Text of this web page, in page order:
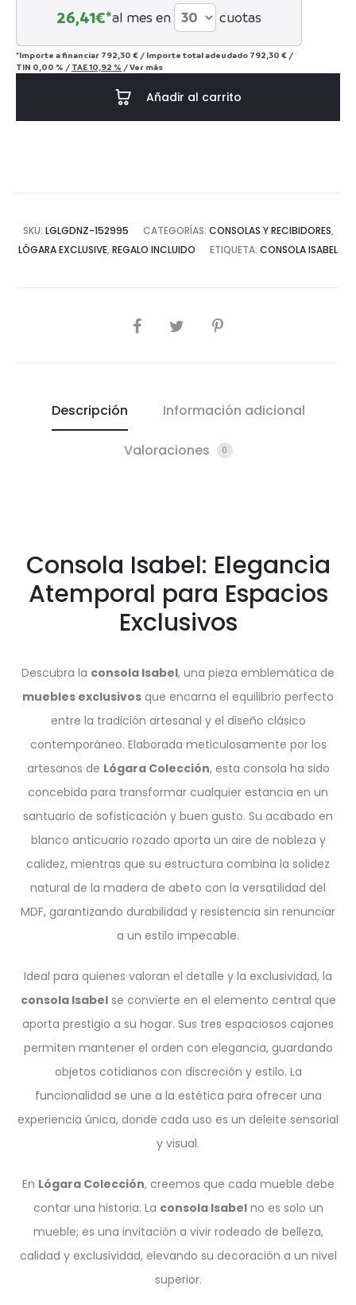
26,41€*al mes en cuotas
*Importe a financiar 792,30 € / Importe total adeudado 792,30 € /
TIN 0,00 % / TAE10,92 % /Ver más
Añadir al carrito
SKU: LGLGDNZ-152995 CATEGORÍAS: CONSOLAS Y RECIBIDORES,
LÓGARA EXCLUSIVE, REGALO INCLUIDO ETIQUETA: CONSOLA ISABEL
COMPARTIR
Descripción Información adicional
Valoraciones 0
Consola Isabel: Elegancia
Atemporal para Espacios
Exclusivos
Descubra la consola Isabel, una pieza emblemática de
muebles exclusivos que encarna el equilibrio perfecto
entre la tradición artesanal y el diseño clásico
contemporáneo. Elaborada meticulosamente por los
artesanos de Lógara Colección, esta consola ha sido
concebida para transformar cualquier estancia en un
santuario de sofisticación y buen gusto. Su acabado en
blanco anticuario rozado aporta un aire de nobleza y
calidez, mientras que su estructura combina la solidez
natural de la madera de abeto con la versatilidad del
MDF, garantizando durabilidad y resistencia sin renunciar
a un estilo impecable.
Ideal para quienes valoran el detalle y la exclusividad, la
consola Isabelse convierte en el elemento central que
aporta prestigio a su hogar. Sus tres espaciosos cajones
permiten mantener el orden con elegancia, guardando
objetos cotidianos con discreción y estilo. La
funcionalidad se une a la estética para ofrecer una
experiencia única, donde cada uso es un deleite sensorial
y visual.
En Lógara Colección, creemos que cada mueble debe
contar una historia. La consola Isabelno es solo un
mueble; es una invitación a vivir rodeado de belleza,
calidad y exclusividad, elevando su decoración a un nivel
superior.